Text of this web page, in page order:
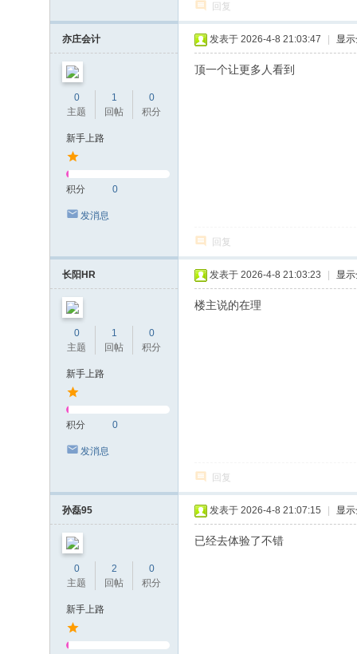
回复
亦庄会计
0
主题
1
回帖
0
积分
新手上路
积分 0
发消息
发表于 2026-4-8 21:03:47 显
顶一个让更多人看到
回复
长阳HR
0
主题
1
回帖
0
积分
新手上路
积分 0
发消息
发表于 2026-4-8 21:03:23 显
楼主说的在理
回复
孙磊95
0
主题
2
回帖
0
积分
新手上路
发表于 2026-4-8 21:07:15 显
已经去体验了不错